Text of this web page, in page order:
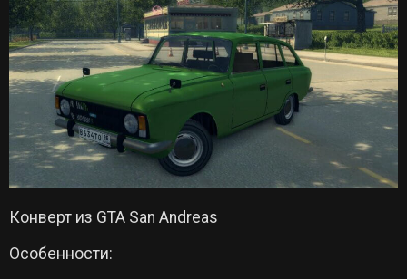
Конверт из GTA San Andreas
Особенности: